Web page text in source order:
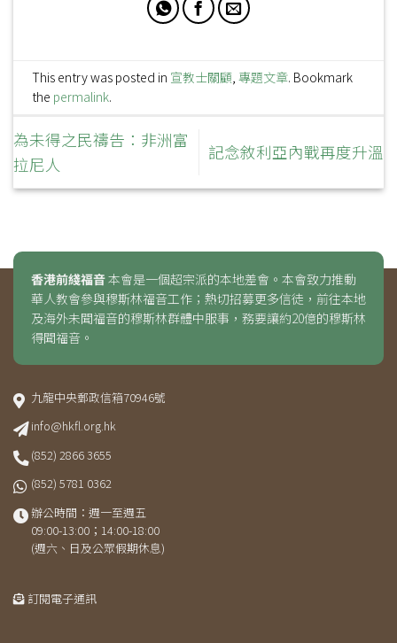
This entry was posted in 宣教士關顧,專題文章. Bookmark
the permalink.
為未得之民禱告：非洲富
拉尼人
記念敘利亞內戰再度升溫
香港前綫福音本會是一個超宗派的本地差會。本會致力推動
華人教會參與穆斯林福音工作；熱切招募更多信徒，前往本地
及海外未聞福音的穆斯林群體中服事，務要讓約20億的穆斯林
得聞福音。
九龍中央郵政信箱70946號
info@hkfl.org.hk
(852) 2866 3655
(852) 5781 0362
辦公時間：週一至週五
09:00-13:00；14:00-18:00
(週六、日及公眾假期休息)
訂閱電子通訊